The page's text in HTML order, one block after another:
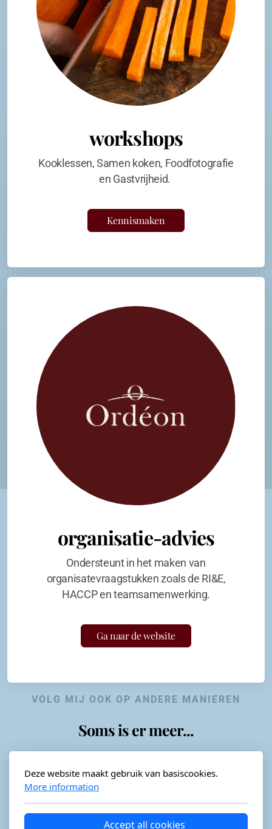
workshops
Kooklessen, Samen koken, Foodfotografie
en Gastvrijheid.
Kennismaken
organisatie-advies
Ondersteunt in het maken van
organisatevraagstukken zoals de RI&E,
HACCP en teamsamenwerking.
Ga naar de website
VOLG MIJ OOK OP ANDERE MANIEREN
Soms is er meer...
Horeca-advies
Deze website maakt gebruik van basiscookies.
More information
Accept all cookies